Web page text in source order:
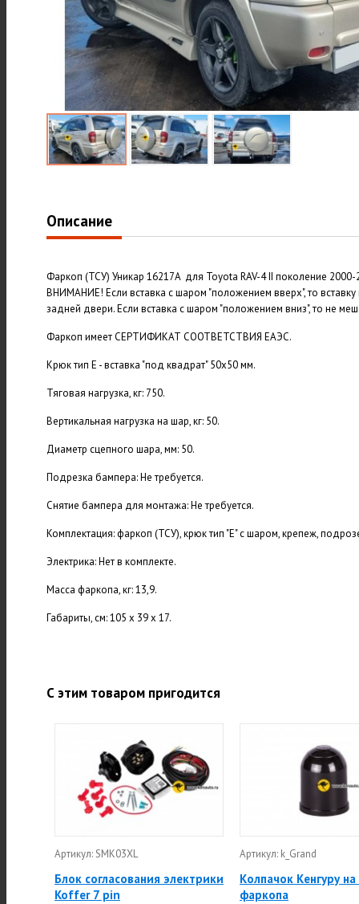
Описание
Фаркоп (ТСУ) Уникар 16217A для Toyota RAV-4 II поколение 2000-
ВНИМАНИЕ! Если вставка с шаром "положением вверх", то вставку
задней двери. Если вставка с шаром "положением вниз", то не
Фаркоп имеет СЕРТИФИКАТ СООТВЕТСТВИЯ ЕАЭС.
Крюк тип Е - вставка "под квадрат" 50х50 мм.
Тяговая нагрузка, кг: 750.
Вертикальная нагрузка на шар, кг: 50.
Диаметр сцепного шара, мм: 50.
Подрезка бампера: Не требуется.
Снятие бампера для монтажа: Не требуется.
Комплектация: фаркоп (ТСУ), крюк тип "Е" с шаром, крепеж,
Электрика: Нет в комплекте.
Масса фаркопа, кг: 13,9.
Габариты, см: 105 х 39 х 17.
С этим товаром пригодится
Артикул: SMK03XL
Блок согласования электрики
Koffer 7 pin
Артикул: k_Grand
Колпачок Кенгуру
фаркопа